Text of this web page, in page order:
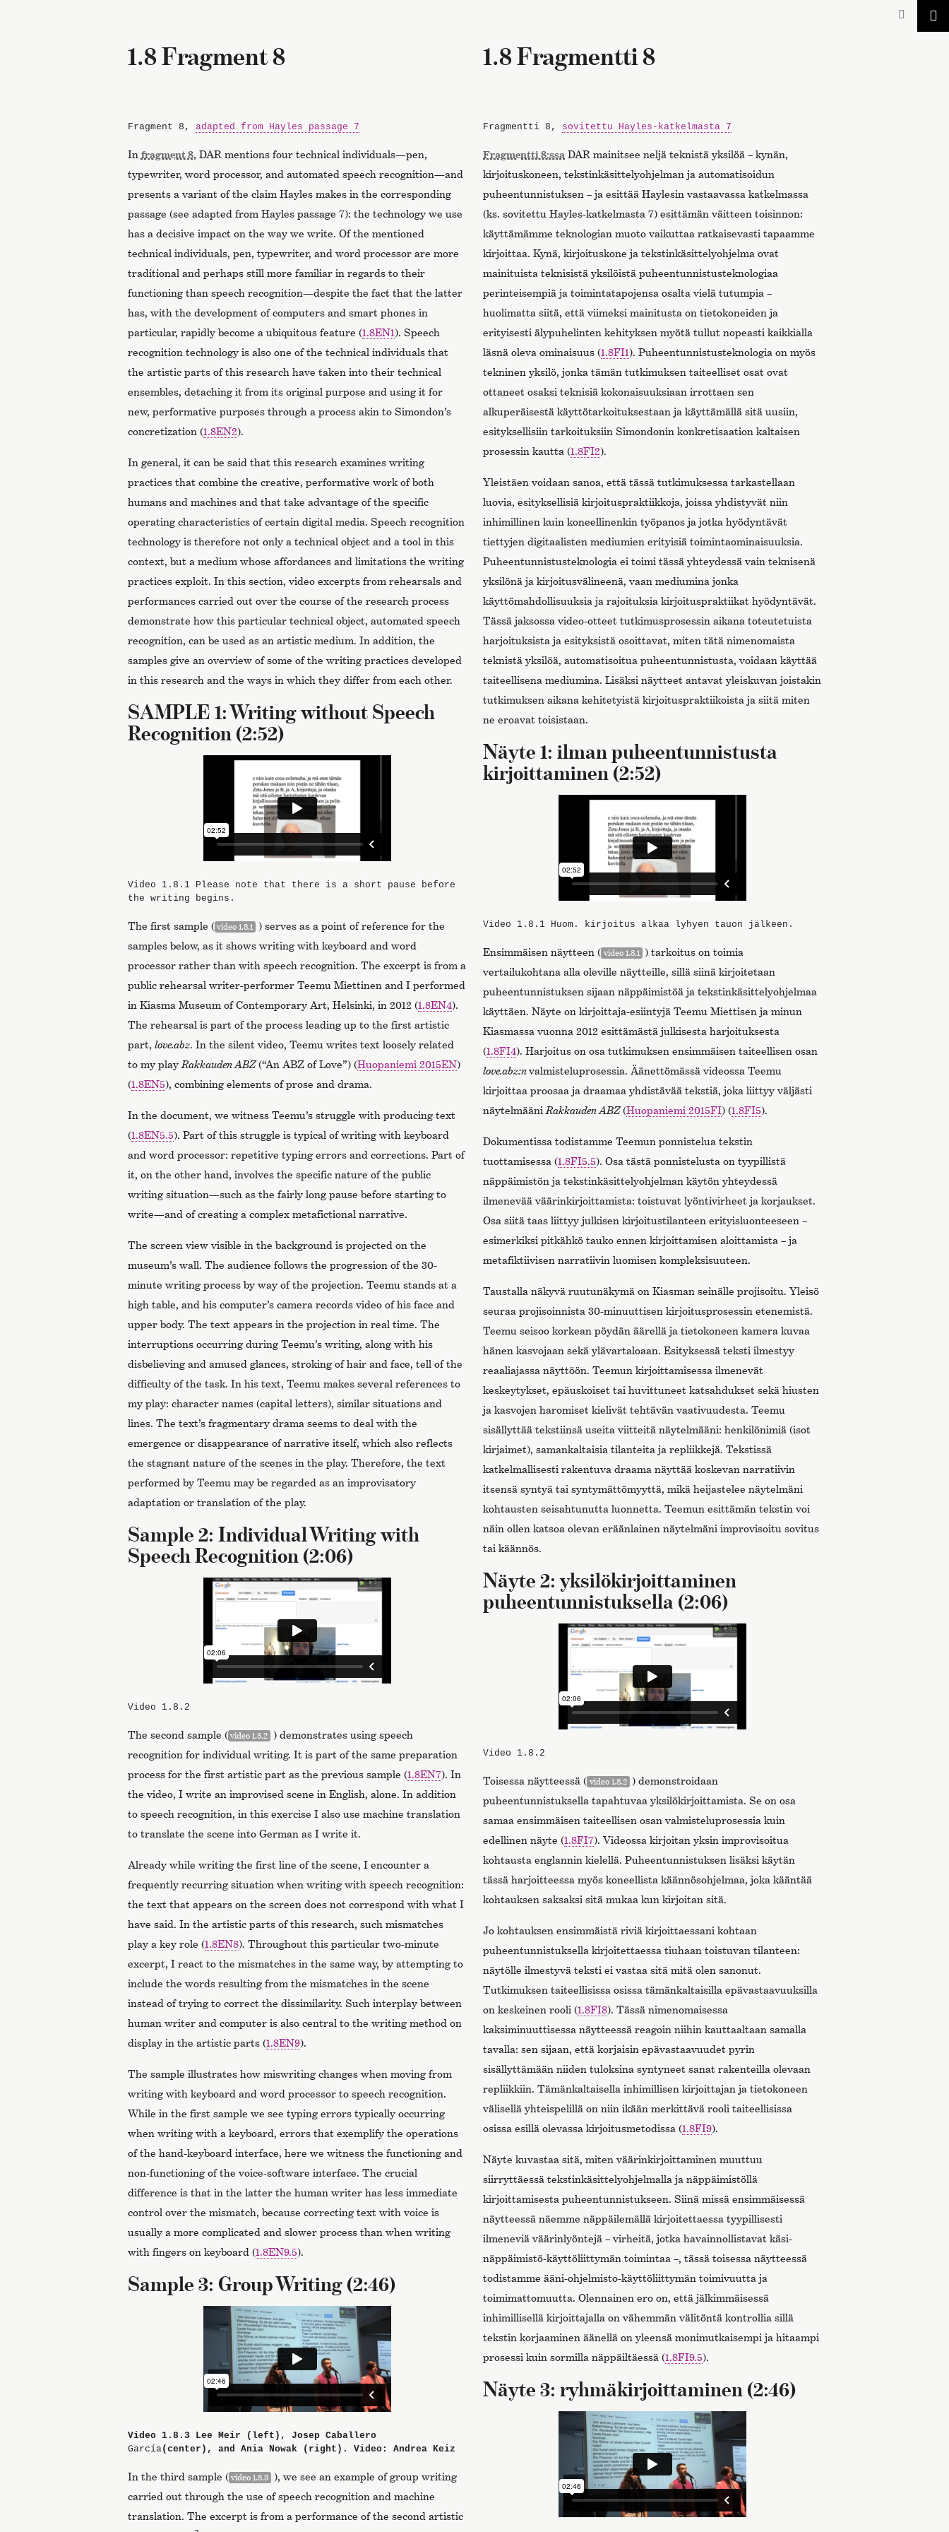
1.8 Fragment 8
Fragment 8, adapted from Hayles passage 7
In fragment 8, DAR mentions four technical individuals—pen,
typewriter, word processor, and automated speech recognition—and
presents a variant of the claim Hayles makes in the corresponding
passage (see adapted from Hayles passage 7): the technology we use
has a decisive impact on the way we write. Of the mentioned
technical individuals, pen, typewriter, and word processor are more
traditional and perhaps still more familiar in regards to their
functioning than speech recognition—despite the fact that the latter
has, with the development of computers and smart phones in
particular, rapidly become a ubiquitous feature (1.8EN1). Speech
recognition technology is also one of the technical individuals that
the artistic parts of this research have taken into their technical
ensembles, detaching it from its original purpose and using it for
new, performative purposes through a process akin to Simondon’s
concretization (1.8EN2).
In general, it can be said that this research examines writing
practices that combine the creative, performative work of both
humans and machines and that take advantage of the specific
operating characteristics of certain digital media. Speech recognition
technology is therefore not only a technical object and a tool in this
context, but a medium whose affordances and limitations the writing
practices exploit. In this section, video excerpts from rehearsals and
performances carried out over the course of the research process
demonstrate how this particular technical object, automated speech
recognition, can be used as an artistic medium. In addition, the
samples give an overview of some of the writing practices developed
in this research and the ways in which they differ from each other.
SAMPLE 1: Writing without Speech
Recognition (2:52)
Video 1.8.1 Please note that there is a short pause before
the writing begins.
The first sample ( video 1.8.1 ) serves as a point of reference for the
samples below, as it shows writing with keyboard and word
processor rather than with speech recognition. The excerpt is from a
public rehearsal writer-performer Teemu Miettinen and I performed
in Kiasma Museum of Contemporary Art, Helsinki, in 2012 (1.8EN4).
The rehearsal is part of the process leading up to the first artistic
part, love.abz. In the silent video, Teemu writes text loosely related
to my play Rakkauden ABZ(“An ABZ of Love”) (Huopaniemi 2015EN)
(1.8EN5), combining elements of prose and drama.
In the document, we witness Teemu’s struggle with producing text
(1.8EN5.5). Part of this struggle is typical of writing with keyboard
and word processor: repetitive typing errors and corrections. Part of
it, on the other hand, involves the specific nature of the public
writing situation—such as the fairly long pause before starting to
write—and of creating a complex metafictional narrative.
The screen view visible in the background is projected on the
museum’s wall. The audience follows the progression of the 30-
minute writing process by way of the projection. Teemu stands at a
high table, and his computer’s camera records video of his face and
upper body. The text appears in the projection in real time. The
interruptions occurring during Teemu’s writing, along with his
disbelieving and amused glances, stroking of hair and face, tell of the
difficulty of the task. In his text, Teemu makes several references to
my play: character names (capital letters), similar situations and
lines. The text’s fragmentary drama seems to deal with the
emergence or disappearance of narrative itself, which also reflects
the stagnant nature of the scenes in the play. Therefore, the text
performed by Teemu may be regarded as an improvisatory
adaptation or translation of the play.
Sample 2: Individual Writing with
Speech Recognition (2:06)
Video 1.8.2
The second sample ( video 1.8.2 ) demonstrates using speech
recognition for individual writing. It is part of the same preparation
process for the first artistic part as the previous sample (1.8EN7). In
the video, I write an improvised scene in English, alone. In addition
to speech recognition, in this exercise I also use machine translation
to translate the scene into German as I write it.
Already while writing the first line of the scene, I encounter a
frequently recurring situation when writing with speech recognition:
the text that appears on the screen does not correspond with what I
have said. In the artistic parts of this research, such mismatches
play a key role (1.8EN8). Throughout this particular two-minute
excerpt, I react to the mismatches in the same way, by attempting to
include the words resulting from the mismatches in the scene
instead of trying to correct the dissimilarity. Such interplay between
human writer and computer is also central to the writing method on
display in the artistic parts (1.8EN9).
The sample illustrates how miswriting changes when moving from
writing with keyboard and word processor to speech recognition.
While in the first sample we see typing errors typically occurring
when writing with a keyboard, errors that exemplify the operations
of the hand-keyboard interface, here we witness the functioning and
non-functioning of the voice-software interface. The crucial
difference is that in the latter the human writer has less immediate
control over the mismatch, because correcting text with voice is
usually a more complicated and slower process than when writing
with fingers on keyboard (1.8EN9.5).
Sample 3: Group Writing (2:46)
Video 1.8.3 Lee Meir (left), Josep Caballero
García(center), and Ania Nowak (right). Video: Andrea Keiz
In the third sample ( video 1.8.3 ), we see an example of group writing
carried out through the use of speech recognition and machine
translation. The excerpt is from a performance of the second artistic
1.8 Fragmentti 8
Fragmentti 8, sovitettu Hayles-katkelmasta 7
Fragmentti 8:ssa DAR mainitsee neljä teknistä yksilöä – kynän,
kirjoituskoneen, tekstinkäsittelyohjelman ja automatisoidun
puheentunnistuksen – ja esittää Haylesin vastaavassa katkelmassa
(ks. sovitettu Hayles-katkelmasta 7) esittämän väitteen toisinnon:
käyttämämme teknologian muoto vaikuttaa ratkaisevasti tapaamme
kirjoittaa. Kynä, kirjoituskone ja tekstinkäsittelyohjelma ovat
mainituista teknisistä yksilöistä puheentunnistusteknologiaa
perinteisempiä ja toimintatapojensa osalta vielä tutumpia –
huolimatta siitä, että viimeksi mainitusta on tietokoneiden ja
erityisesti älypuhelinten kehityksen myötä tullut nopeasti kaikkialla
läsnä oleva ominaisuus (1.8FI1). Puheentunnistusteknologia on myös
tekninen yksilö, jonka tämän tutkimuksen taiteelliset osat ovat
ottaneet osaksi teknisiä kokonaisuuksiaan irrottaen sen
alkuperäisestä käyttötarkoituksestaan ja käyttämällä sitä uusiin,
esityksellisiin tarkoituksiin Simondonin konkretisaation kaltaisen
prosessin kautta (1.8FI2).
Yleistäen voidaan sanoa, että tässä tutkimuksessa tarkastellaan
luovia, esityksellisiä kirjoituspraktiikkoja, joissa yhdistyvät niin
inhimillinen kuin koneellinenkin työpanos ja jotka hyödyntävät
tiettyjen digitaalisten mediumien erityisiä toimintaominaisuuksia.
Puheentunnistusteknologia ei toimi tässä yhteydessä vain teknisenä
yksilönä ja kirjoitusvälineenä, vaan mediumina jonka
käyttömahdollisuuksia ja rajoituksia kirjoituspraktiikat hyödyntävät.
Tässä jaksossa video-otteet tutkimusprosessin aikana toteutetuista
harjoituksista ja esityksistä osoittavat, miten tätä nimenomaista
teknistä yksilöä, automatisoitua puheentunnistusta, voidaan käyttää
taiteellisena mediumina. Lisäksi näytteet antavat yleiskuvan joistakin
tutkimuksen aikana kehitetyistä kirjoituspraktiikoista ja siitä miten
ne eroavat toisistaan.
Näyte 1: ilman puheentunnistusta
kirjoittaminen (2:52)
Video 1.8.1 Huom. kirjoitus alkaa lyhyen tauon jälkeen.
Ensimmäisen näytteen ( video 1.8.1 ) tarkoitus on toimia
vertailukohtana alla oleville näytteille, sillä siinä kirjoitetaan
puheentunnistuksen sijaan näppäimistöä ja tekstinkäsittelyohjelmaa
käyttäen. Näyte on kirjoittaja-esiintyjä Teemu Miettisen ja minun
Kiasmassa vuonna 2012 esittämästä julkisesta harjoituksesta
(1.8FI4). Harjoitus on osa tutkimuksen ensimmäisen taiteellisen osan
love.abz:nvalmisteluprosessia. Äänettömässä videossa Teemu
kirjoittaa proosaa ja draamaa yhdistävää tekstiä, joka liittyy väljästi
näytelmääni Rakkauden ABZ(Huopaniemi 2015FI) (1.8FI5).
Dokumentissa todistamme Teemun ponnistelua tekstin
tuottamisessa (1.8FI5.5). Osa tästä ponnistelusta on tyypillistä
näppäimistön ja tekstinkäsittelyohjelman käytön yhteydessä
ilmenevää väärinkirjoittamista: toistuvat lyöntivirheet ja korjaukset.
Osa siitä taas liittyy julkisen kirjoitustilanteen erityisluonteeseen –
esimerkiksi pitkähkö tauko ennen kirjoittamisen aloittamista – ja
metafiktiivisen narratiivin luomisen kompleksisuuteen.
Taustalla näkyvä ruutunäkymä on Kiasman seinälle projisoitu. Yleisö
seuraa projisoinnista 30-minuuttisen kirjoitusprosessin etenemistä.
Teemu seisoo korkean pöydän äärellä ja tietokoneen kamera kuvaa
hänen kasvojaan sekä ylävartaloaan. Esityksessä teksti ilmestyy
reaaliajassa näyttöön. Teemun kirjoittamisessa ilmenevät
keskeytykset, epäuskoiset tai huvittuneet katsahdukset sekä hiusten
ja kasvojen haromiset kielivät tehtävän vaativuudesta. Teemu
sisällyttää tekstiinsä useita viitteitä näytelmääni: henkilönimiä (isot
kirjaimet), samankaltaisia tilanteita ja repliikkejä. Tekstissä
katkelmallisesti rakentuva draama näyttää koskevan narratiivin
itsensä syntyä tai syntymättömyyttä, mikä heijastelee näytelmäni
kohtausten seisahtunutta luonnetta. Teemun esittämän tekstin voi
näin ollen katsoa olevan eräänlainen näytelmäni improvisoitu sovitus
tai käännös.
Näyte 2: yksilökirjoittaminen
puheentunnistuksella (2:06)
Video 1.8.2
Toisessa näytteessä ( video 1.8.2 ) demonstroidaan
puheentunnistuksella tapahtuvaa yksilökirjoittamista. Se on osa
samaa ensimmäisen taiteellisen osan valmisteluprosessia kuin
edellinen näyte (1.8FI7). Videossa kirjoitan yksin improvisoitua
kohtausta englannin kielellä. Puheentunnistuksen lisäksi käytän
tässä harjoitteessa myös koneellista käännösohjelmaa, joka kääntää
kohtauksen saksaksi sitä mukaa kun kirjoitan sitä.
Jo kohtauksen ensimmäistä riviä kirjoittaessani kohtaan
puheentunnistuksella kirjoitettaessa tiuhaan toistuvan tilanteen:
näytölle ilmestyvä teksti ei vastaa sitä mitä olen sanonut.
Tutkimuksen taiteellisissa osissa tämänkaltaisilla epävastaavuuksilla
on keskeinen rooli (1.8FI8). Tässä nimenomaisessa
kaksiminuuttisessa näytteessä reagoin niihin kauttaaltaan samalla
tavalla: sen sijaan, että korjaisin epävastaavuudet pyrin
sisällyttämään niiden tuloksina syntyneet sanat rakenteilla olevaan
repliikkiin. Tämänkaltaisella inhimillisen kirjoittajan ja tietokoneen
välisellä yhteispelillä on niin ikään merkittävä rooli taiteellisissa
osissa esillä olevassa kirjoitusmetodissa (1.8FI9).
Näyte kuvastaa sitä, miten väärinkirjoittaminen muuttuu
siirryttäessä tekstinkäsittelyohjelmalla ja näppäimistöllä
kirjoittamisesta puheentunnistukseen. Siinä missä ensimmäisessä
näytteessä näemme näppäilemällä kirjoitettaessa tyypillisesti
ilmeneviä väärinlyöntejä – virheitä, jotka havainnollistavat käsi-
näppäimistö-käyttöliittymän toimintaa –, tässä toisessa näytteessä
todistamme ääni-ohjelmisto-käyttöliittymän toimivuutta ja
toimimattomuutta. Olennainen ero on, että jälkimmäisessä
inhimillisellä kirjoittajalla on vähemmän välitöntä kontrollia sillä
tekstin korjaaminen äänellä on yleensä monimutkaisempi ja hitaampi
prosessi kuin sormilla näppäiltäessä (1.8FI9.5).
Näyte 3: ryhmäkirjoittaminen (2:46)